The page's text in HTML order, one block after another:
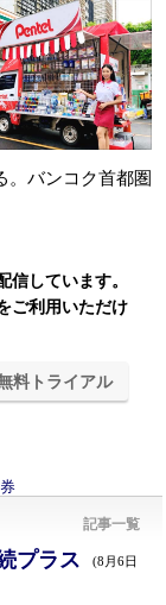
。バンコク首都圏
しています。
ご利用いただけ
料トライアル
記事一覧
プラス (8月6日